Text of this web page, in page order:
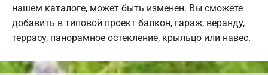
нашем каталоге, может быть изменен. Вы сможете
добавить в типовой проект балкон, гараж, веранду,
террасу, панорамное остекление, крыльцо или навес.